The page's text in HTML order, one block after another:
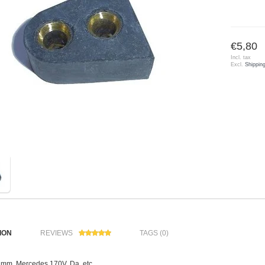
€5,80
Incl. tax
Excl.
REVIEWS TAGS (0)